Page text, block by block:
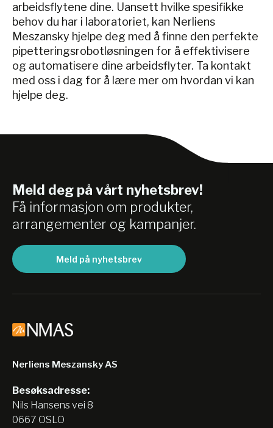
arbeidsflytene dine. Uansett hvilke spesifikke
behov du har i laboratoriet, kan Nerliens
Meszansky hjelpe deg med å finne den perfekte
pipetteringsrobotløsningen for å effektivisere
og automatisere dine arbeidsflyter. Ta kontakt
med oss i dag for å lære mer om hvordan vi kan
hjelpe deg.
Meld deg på vårt nyhetsbrev!
Få informasjon om produkter,
arrangementer og kampanjer.
Meld på nyhetsbrev
Nerliens Meszansky AS
Besøksadresse:
Nils Hansens vei 8
0667 OSLO